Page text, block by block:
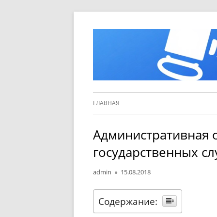
Основное
ГЛАВНАЯ
Административная
государственных
Автор
admin Опубликовано
15.08.2018
Содержание: